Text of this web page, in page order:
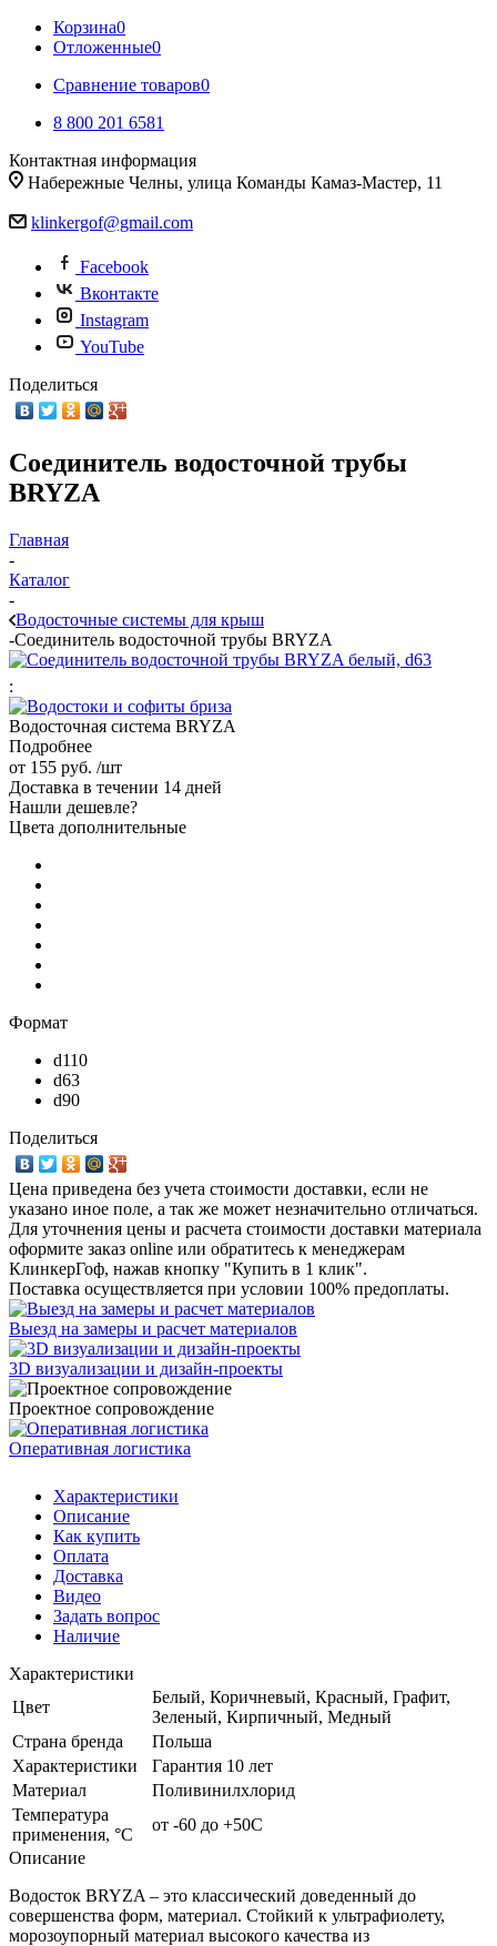
Корзина0
Отложенные0
Сравнение товаров0
8 800 201 6581
Контактная информация
Набережные Челны, улица Команды Камаз-Мастер, 11
klinkergof@gmail.com
Facebook
Вконтакте
Instagram
YouTube
Поделиться
Соединитель водосточной трубы
BRYZA
Главная
-
Каталог
-
Водосточные системы для крыш
-Соединитель водосточной трубы BRYZA
:
Водосточная система BRYZA
Подробнее
от 155 руб. /шт
Доставка в течении 14 дней
Нашли дешевле?
Цвета дополнительные
Формат
d110
d63
d90
Поделиться
Цена приведена без учета стоимости доставки, если не
указано иное поле, а так же может незначительно отличаться.
Для уточнения цены и расчета стоимости доставки материала
оформите заказ online или обратитесь к менеджерам
КлинкерГоф, нажав кнопку "Купить в 1 клик".
Поставка осуществляется при условии 100% предоплаты.
Выезд на замеры и расчет материалов
3D визуализации и дизайн-проекты
Проектное сопровождение
Оперативная логистика
Характеристики
Описание
Как купить
Оплата
Доставка
Видео
Задать вопрос
Наличие
Характеристики
Цвет
Белый, Коричневый, Красный, Графит,
Зеленый, Кирпичный, Медный
Страна бренда
Польша
Характеристики
Гарантия 10 лет
Материал
Поливинилхлорид
Температура
применения, °С
от -60 до +50С
Описание
Водосток BRYZA – это классический доведенный до
совершенства форм, материал. Стойкий к ультрафиолету,
морозоупорный материал высокого качества из